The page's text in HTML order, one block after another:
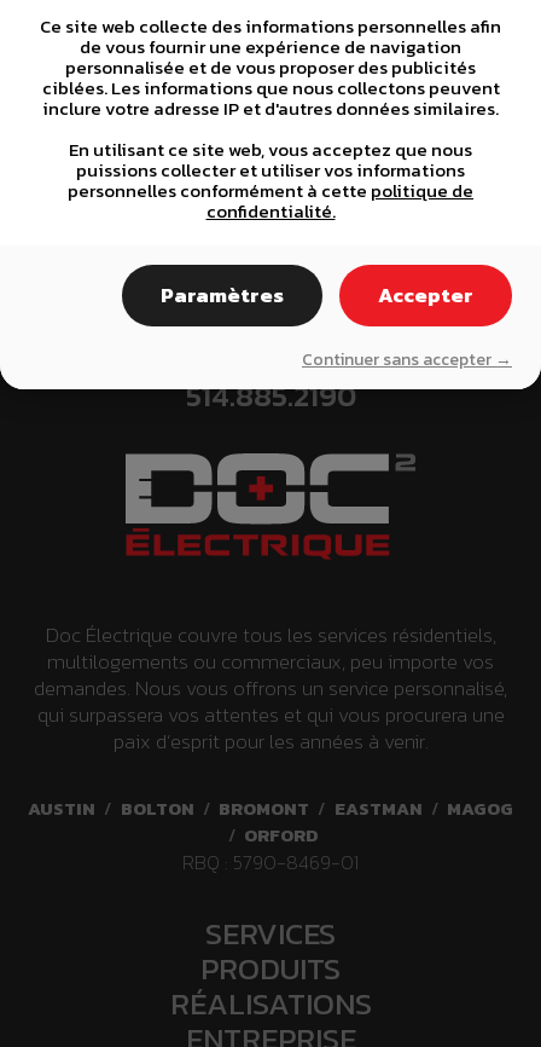
o
R
DES SPÉCIALISTES À VOTRE
SERVICE !
450.521.0790
819.674.7009
ses alentours
514.885.2190
Doc Électrique couvre tous les services résidentiels,
multilogements ou commerciaux, peu importe vos
demandes. Nous vous offrons un service personnalisé,
qui surpassera vos attentes et qui vous procurera une
paix d’esprit pour les années à venir.
AUSTIN / BOLTON / BROMONT / EASTMAN / MAGOG
/ ORFORD
RBQ : 5790-8469-01
SERVICES
PRODUITS
RÉALISATIONS
Ce site web collecte des informations personnelles afin
de vous fournir une expérience de navigation
personnalisée et de vous proposer des publicités
ciblées. Les informations que nous collectons peuvent
inclure votre adresse IP et d'autres données similaires.
En utilisant ce site web, vous acceptez que nous
puissions collecter et utiliser vos informations
personnelles conformément à cette politique de
confidentialité.
Paramètres Accepter
Continuer sans accepter →